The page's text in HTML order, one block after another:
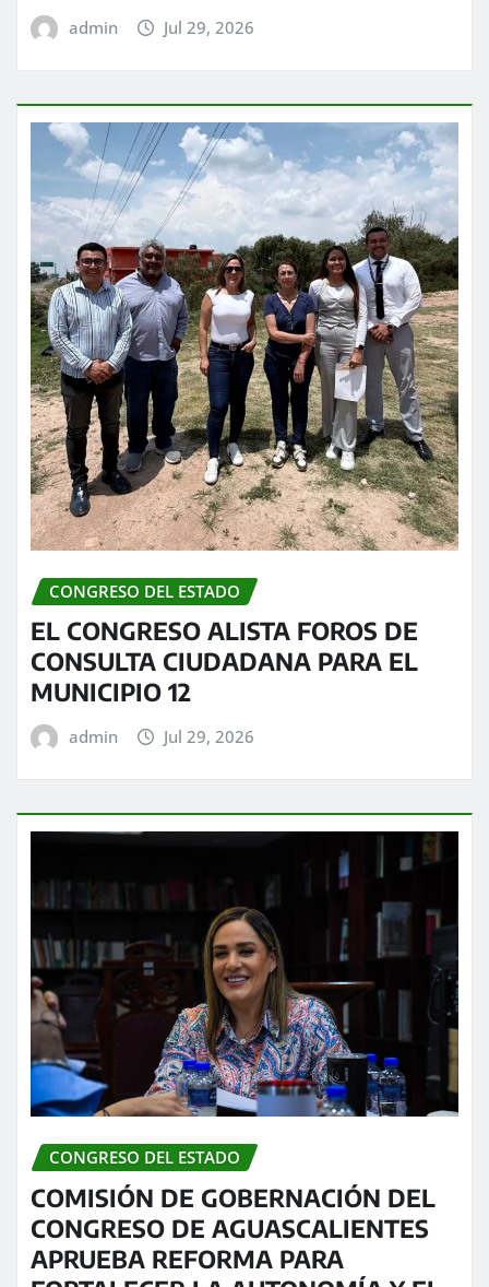
admin Jul 29, 2026
CONGRESO DEL ESTADO
EL CONGRESO ALISTA FOROS DE
CONSULTA CIUDADANA PARA EL
MUNICIPIO 12
admin Jul 29, 2026
CONGRESO DEL ESTADO
COMISIÓN DE GOBERNACIÓN DEL
CONGRESO DE AGUASCALIENTES
APRUEBA REFORMA PARA